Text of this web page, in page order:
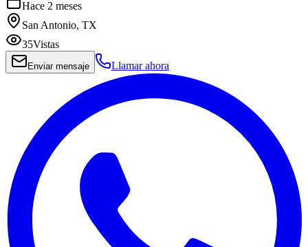
Hace 2 meses
San Antonio, TX
35Vistas
Enviar mensaje Llamar ahora